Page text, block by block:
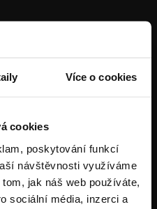
Více o cookies
cookies
poskytování funkcí
návštěvnosti využíváme
jak náš web používáte,
sociální média, inzerci a